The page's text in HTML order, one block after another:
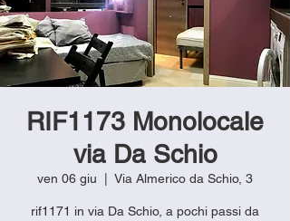
RIF1173 Monolocale
via Da Schio
ven 06 giu Via Almerico da Schio, 3
rif1171 in via Da Schio, a pochi passi da